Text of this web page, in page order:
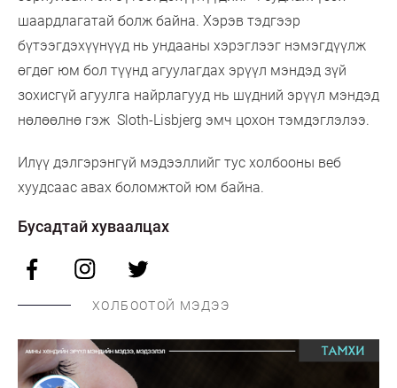
шаардлагатай болж байна. Хэрэв тэдгээр
бүтээгдэхүүнүүд нь ундааны хэрэглээг нэмэгдүүлж
өгдөг юм бол түүнд агуулагдах эрүүл мэндэд зүй
зохисгүй агуулга найрлагууд нь шүдний эрүүл мэндэд
нөлөөлнө гэж Sloth-Lisbjerg эмч цохон тэмдэглэлээ.
Илүү дэлгэрэнгүй мэдээллийг тус холбооны веб
хуудсаас авах боломжтой юм байна.
Бусадтай хуваалцах
ХОЛБООТОЙ МЭДЭЭ